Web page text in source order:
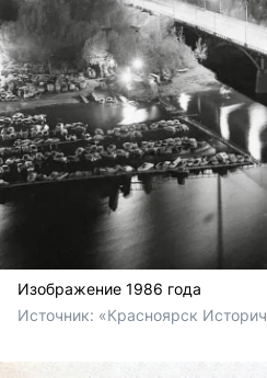
Изображение 1986 года
Источник: «Красноярск